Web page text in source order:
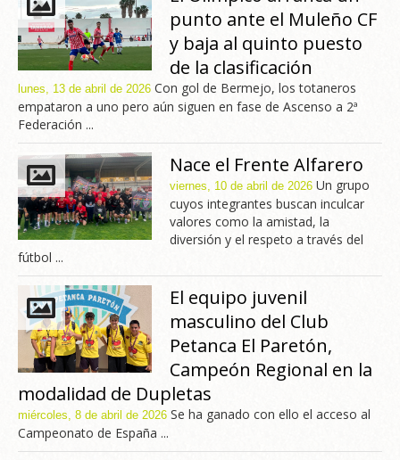
punto ante el Muleño CF
y baja al quinto puesto
de la clasificación
lunes, 13 de abril de 2026 Con gol de Bermejo, los totaneros
empataron a uno pero aún siguen en fase de Ascenso a 2ª
Federación ...
Nace el Frente Alfarero
viernes, 10 de abril de 2026 Un grupo
cuyos integrantes buscan inculcar
valores como la amistad, la
diversión y el respeto a través del
fútbol ...
El equipo juvenil
masculino del Club
Petanca El Paretón,
Campeón Regional en la
modalidad de Dupletas
miércoles, 8 de abril de 2026 Se ha ganado con ello el acceso al
Campeonato de España ...